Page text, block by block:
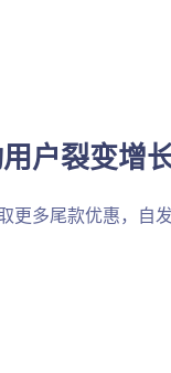
户裂变增
更多尾款优惠，自